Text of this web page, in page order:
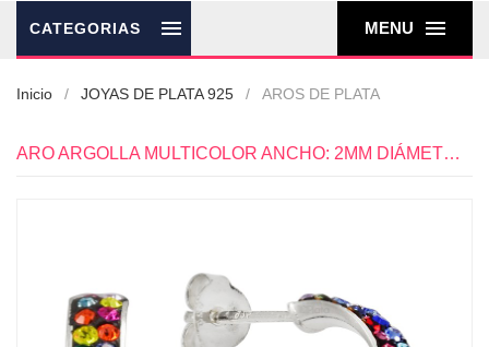
MENU
CATEGORIAS
Inicio JOYAS DE PLATA 925 AROS DE PLATA
ARO ARGOLLA MULTICOLOR ANCHO: 2MM DIÁMETRO: 16MM PLATA 925 - PR1452